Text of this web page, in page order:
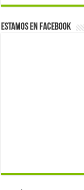
Estamos en Facebook